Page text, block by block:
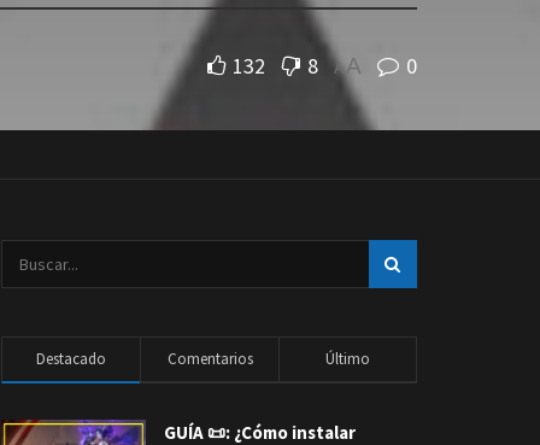
132 8 AA 0
Destacado Comentarios Último
GUÍA 📜: ¿Cómo instalar